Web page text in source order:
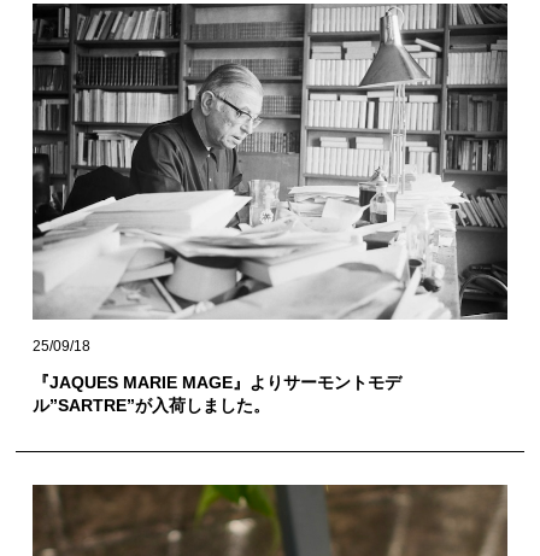
25/09/18
『JAQUES MARIE MAGE』よりサーモントモデ
ル”SARTRE”が入荷しました。